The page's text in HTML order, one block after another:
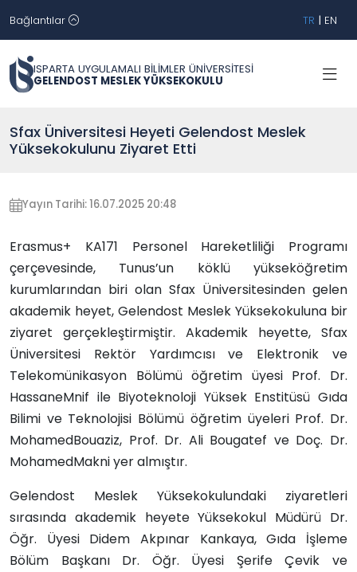
Bağlantılar TR | EN
ISPARTA UYGULAMALI BİLİMLER ÜNİVERSİTESİ
GELENDOST MESLEK YÜKSEKOKULU
Sfax Üniversitesi Heyeti Gelendost Meslek
Yüksekokulunu Ziyaret Etti
Yayın Tarihi: 16.07.2025 20:48
Erasmus+ KA171 Personel Hareketliliği Programı
çerçevesinde, Tunus’un köklü yükseköğretim
kurumlarından biri olan Sfax Üniversitesinden gelen
akademik heyet, Gelendost Meslek Yüksekokuluna bir
ziyaret gerçekleştirmiştir. Akademik heyette, Sfax
Üniversitesi Rektör Yardımcısı ve Elektronik ve
Telekomünikasyon Bölümü öğretim üyesi Prof. Dr.
HassaneMnif ile Biyoteknoloji Yüksek Enstitüsü Gıda
Bilimi ve Teknolojisi Bölümü öğretim üyeleri Prof. Dr.
MohamedBouaziz, Prof. Dr. Ali Bougatef ve Doç. Dr.
MohamedMakni yer almıştır.
Gelendost Meslek Yüksekokulundaki ziyaretleri
sırasında akademik heyete Yüksekokul Müdürü Dr.
Öğr. Üyesi Didem Akpınar Kankaya, Gıda İşleme
Bölüm Başkanı Dr. Öğr. Üyesi Şerife Çevik ve